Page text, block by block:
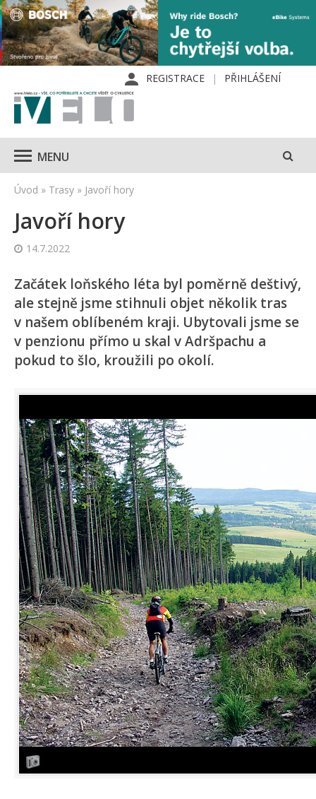
REGISTRACE PŘIHLÁŠENÍ
MENU
Úvod » Trasy » Javoří hory
Javoří hory
14.7.2022
Začátek loňského léta byl poměrně deštivý,
ale stejně jsme stihnuli objet několik tras
v našem oblíbeném kraji. Ubytovali jsme se
v penzionu přímo u skal v Adršpachu a
pokud to šlo, kroužili po okolí.